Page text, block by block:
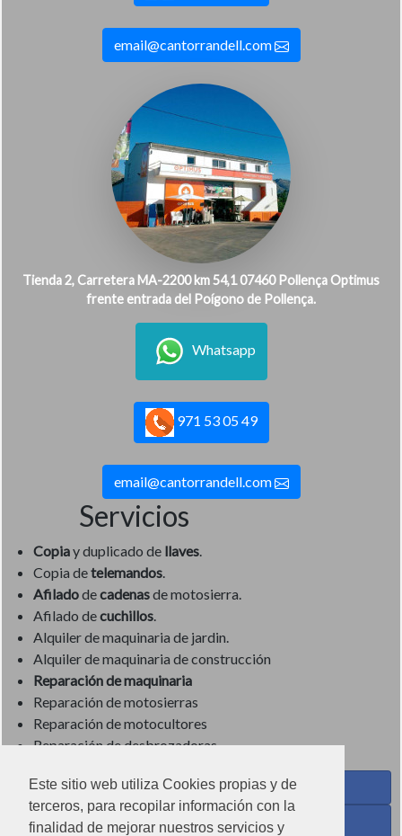
Este sitio web utiliza Cookies propias y de
terceros, para recopilar información con la
finalidad de mejorar nuestros servicios y
email@cantorrandell.com
Tienda 2, Carretera MA-2200 km 54,1 07460 Pollença Optimus
frente entrada del Poígono de Pollença.
Whatsapp
971 53 05 49
email@cantorrandell.com
Servicios
Copiay duplicado de llaves.
Copia detelemandos.
Afiladodecadenasde motosierra.
Afilado decuchillos.
Alquiler de maquinaria de jardin.
Alquiler de maquinaria de construcción
Reparación de maquinaria
Reparación de motosierras
Reparación de motocultores
Reparación de desbrozadoras
Coses de Cuina - Menaje y hogar en Facebook
Ferreteria Torrandell en Facebook